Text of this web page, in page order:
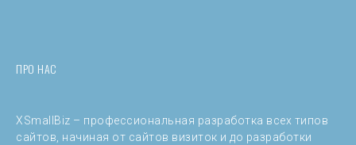
ПРО НАС
XSmallBiz – профессиональная разработка всех типов
сайтов, начиная от сайтов визиток и до разработки